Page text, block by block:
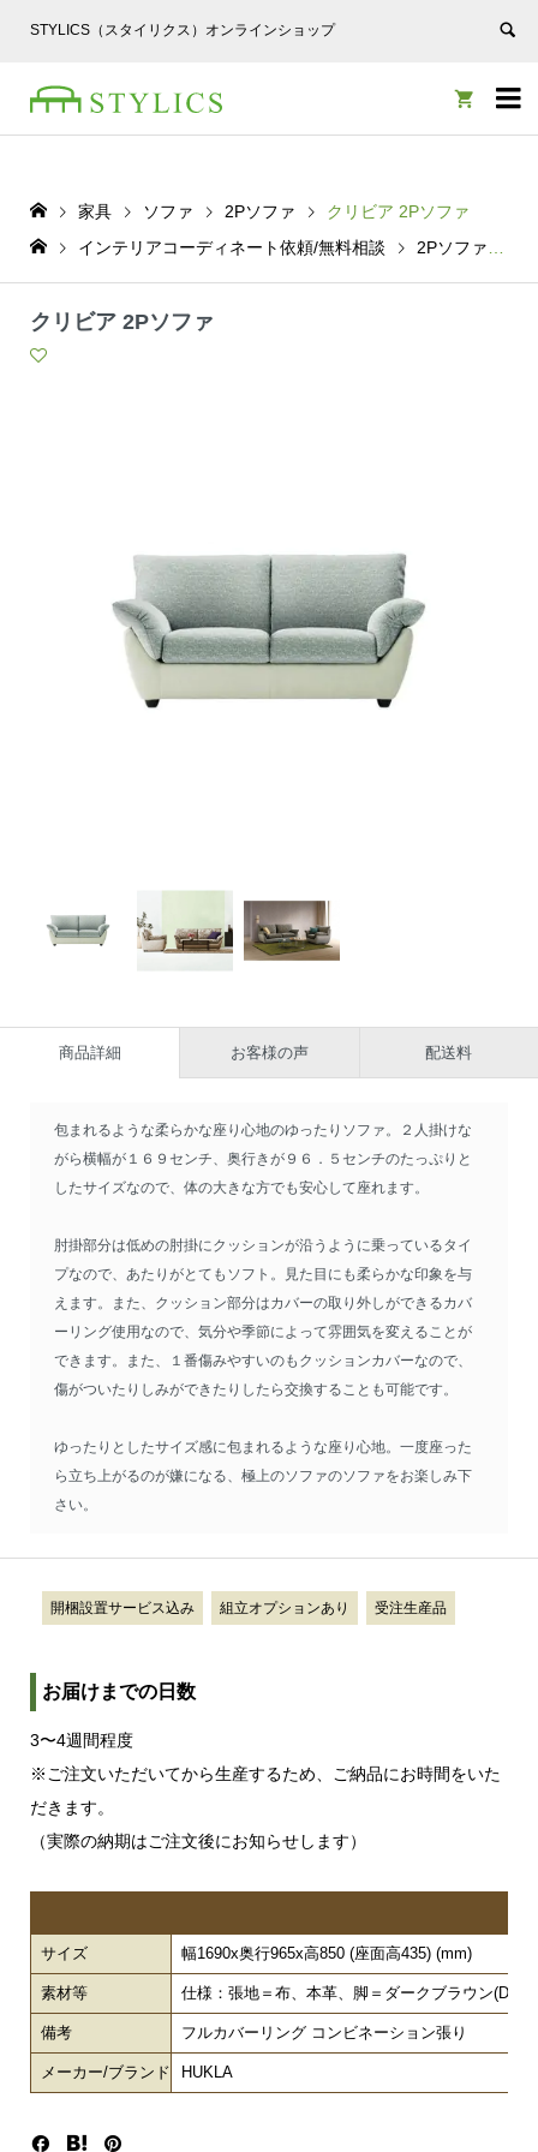
STYLICS（スタイリクス）オンラインショップ


家具 ソファ 2Pソファ
クリビア 2Pソファ
インテリアコーディネート依頼/無料相談
2Pソファ
クリビア 2Pソファ
商品詳細 お客様の声 配送料
包まれるような柔らかな座り心地のゆったりソファ。２人掛けな
がら横幅が１６９センチ、奥行きが９６．５センチのたっぷりと
したサイズなので、体の大きな方でも安心して座れます。
肘掛部分は低めの肘掛にクッションが沿うように乗っているタイ
プなので、あたりがとてもソフト。見た目にも柔らかな印象を与
えます。また、クッション部分はカバーの取り外しができるカバ
ーリング使用なので、気分や季節によって雰囲気を変えることが
できます。また、１番傷みやすいのもクッションカバーなので、
傷がついたりしみができたりしたら交換することも可能です。
ゆったりとしたサイズ感に包まれるような座り心地。一度座った
ら立ち上がるのが嫌になる、極上のソファのソファをお楽しみ下
さい。
開梱設置サービス込み 組立オプションあり 受注生産品
お届けまでの日数
3〜4週間程度
※ご注文いただいてから生産するため、ご納品にお時間をいた
だきます。
（実際の納期はご注文後にお知らせします）
サイズ 幅1690x奥行965x高850 (座面高435) (mm)
素材等 仕様：張地＝布、本革、脚＝ダークブラウン(DB)
備考 フルカバーリング コンビネーション張り
メーカー/ブランド HUKLA